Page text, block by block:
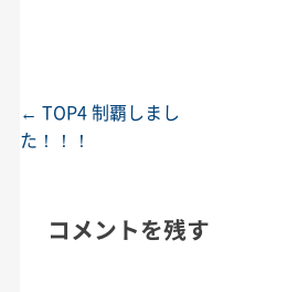
投稿ナビゲーション
← TOP4 制覇しまし
た！！！
コメントを残す